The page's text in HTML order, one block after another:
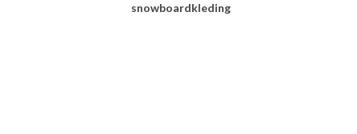
snowboardkleding